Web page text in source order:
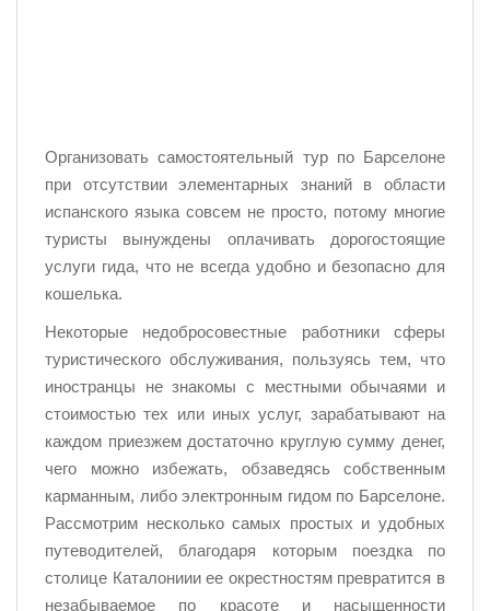
Организовать самостоятельный тур по Барселоне
при отсутствии элементарных знаний в области
испанского языка совсем не просто, потому многие
туристы вынуждены оплачивать дорогостоящие
услуги гида, что не всегда удобно и безопасно для
кошелька.
Некоторые недобросовестные работники сферы
туристического обслуживания, пользуясь тем, что
иностранцы не знакомы с местными обычаями и
стоимостью тех или иных услуг, зарабатывают на
каждом приезжем достаточно круглую сумму денег,
чего можно избежать, обзаведясь собственным
карманным, либо электронным гидом по Барселоне.
Рассмотрим несколько самых простых и удобных
путеводителей, благодаря которым поездка по
столице Каталониии ее окрестностям превратится в
незабываемое по красоте и насыщенности